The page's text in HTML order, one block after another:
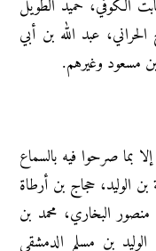
الكوفي، حميد الطويل
عبد الله بن أبي
بن مسعود وغيرهم.
بما صرحوا فيه بالسماع
بن الوليد، حجاج بن أرطاة
البخاري، محمد بن
بن مسلم الدمشقي